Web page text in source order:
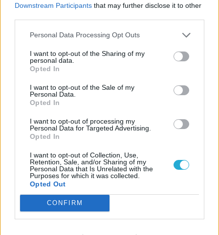
Downstream Participants that may further disclose it to other
Personal Data Processing Opt Outs
I want to opt-out of the Sharing of my
personal data.
Opted In
I want to opt-out of the Sale of my
Personal Data.
Opted In
I want to opt-out of processing my
Personal Data for Targeted Advertising.
Opted In
I want to opt-out of Collection, Use,
Retention, Sale, and/or Sharing of my
Personal Data that Is Unrelated with the
Purposes for which it was collected.
Opted Out
CONFIRM
ESPORT1 HÍREK
Fotómód, modtámogatás,
jön a Gothic 1 Remake-be